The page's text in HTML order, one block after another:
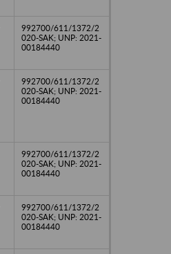
992700/611/1372/2
020-SAK; UNP: 2021-
00184440
992700/611/1372/2
020-SAK; UNP: 2021-
00184440
992700/611/1372/2
020-SAK; UNP: 2021-
00184440
992700/611/1372/2
020-SAK; UNP: 2021-
00184440